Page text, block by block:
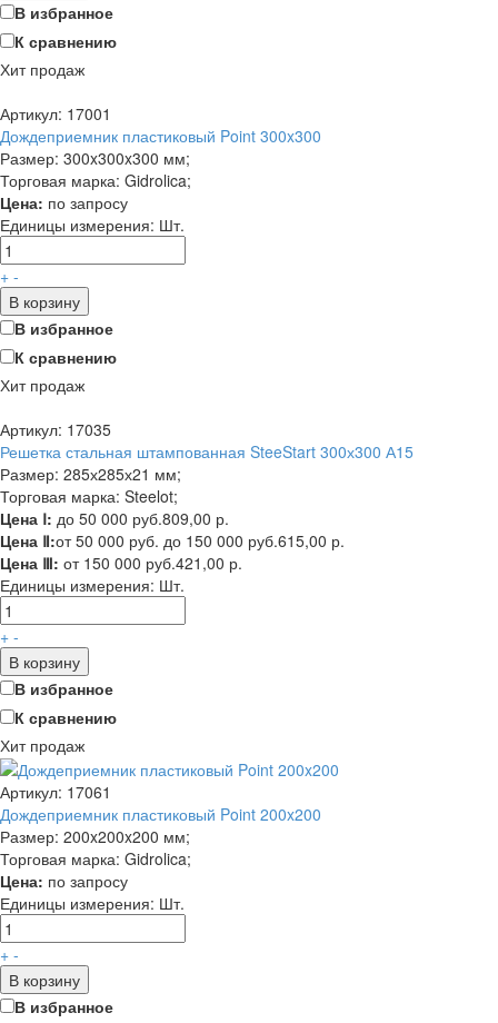
В избранное
К сравнению
Хит продаж
Артикул: 17001
Дождеприемник пластиковый Point 300x300
Размер: 300x300x300 мм;
Торговая марка: Gidrolica;
Цена: по запросу
Единицы измерения: Шт.
+ -
В корзину
В избранное
К сравнению
Хит продаж
Артикул: 17035
Решетка стальная штампованная SteeStart 300х300 А15
Размер: 285х285х21 мм;
Торговая марка: Steelot;
Цена Ⅰ: до 50 000 руб.809,00 р.
Цена Ⅱ:от 50 000 руб. до 150 000 руб.615,00 р.
Цена Ⅲ: от 150 000 руб.421,00 р.
Единицы измерения: Шт.
+ -
В корзину
В избранное
К сравнению
Хит продаж
Артикул: 17061
Дождеприемник пластиковый Point 200x200
Размер: 200x200x200 мм;
Торговая марка: Gidrolica;
Цена: по запросу
Единицы измерения: Шт.
+ -
В корзину
В избранное